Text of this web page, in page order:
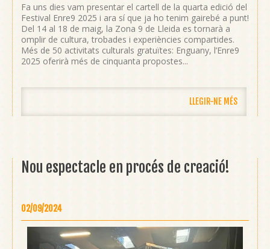
Fa uns dies vam presentar el cartell de la quarta edició del
Festival Enre9 2025 i ara sí que ja ho tenim gairebé a punt!
Del 14 al 18 de maig, la Zona 9 de Lleida es tornarà a
omplir de cultura, trobades i experiències compartides.
Més de 50 activitats culturals gratuïtes: Enguany, l’Enre9
2025 oferirà més de cinquanta propostes...
LLEGIR-NE MÉS
Nou espectacle en procés de creació!
02/09/2024